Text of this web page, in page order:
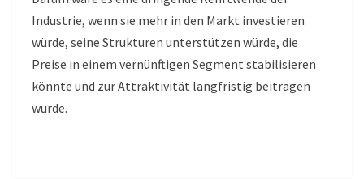
Industrie, wenn sie mehr in den Markt investieren
würde, seine Strukturen unterstützen würde, die
Preise in einem vernünftigen Segment stabilisieren
könnte und zur Attraktivität langfristig beitragen
würde.